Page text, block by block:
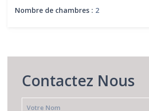
Nombre de chambres : 2
Contactez Nous